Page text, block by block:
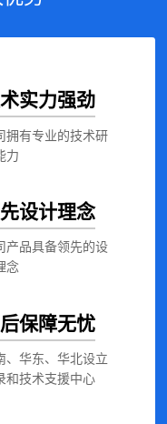
实力强劲
拥有专业的技术研
力
设计理念
产品具备领先的设
念
保障无忧
、华东、华北设立
和技术支援中心